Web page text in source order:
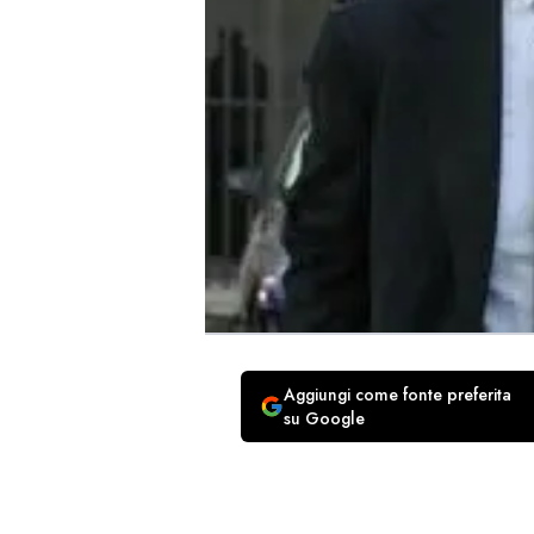
Aggiungi come fonte preferita
su Google